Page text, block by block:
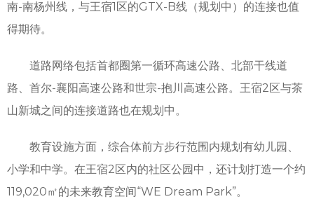
南-南杨州线，与王宿1区的GTX-B线（规划中）的连接也值
得期待。
道路网络包括首都圈第一循环高速公路、北部干线道
路、首尔-襄阳高速公路和世宗-抱川高速公路。王宿2区与茶
山新城之间的连接道路也在规划中。
教育设施方面，综合体前方步行范围内规划有幼儿园、
小学和中学。在王宿2区内的社区公园中，还计划打造一个约
119,020㎡的未来教育空间“WE Dream Park”。